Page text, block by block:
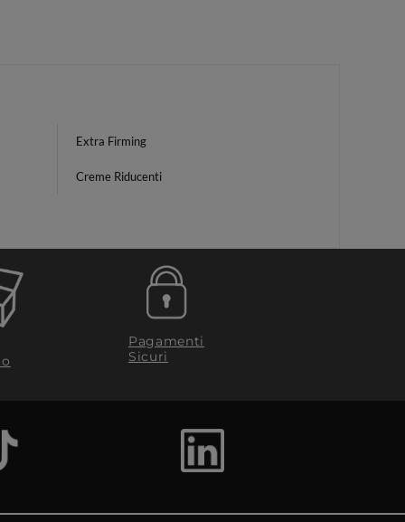
Extra Firming
Creme Riducenti
Pagamenti
Sicuri